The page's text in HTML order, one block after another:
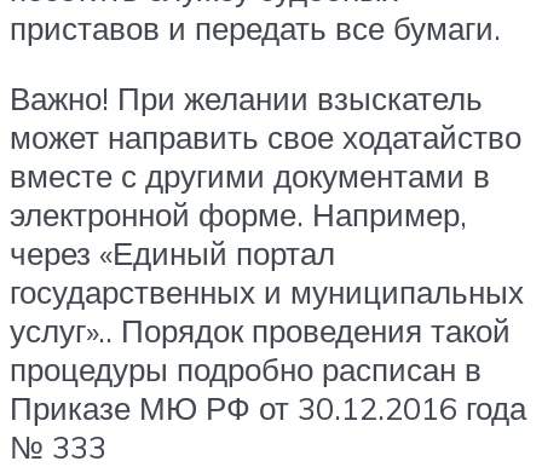
приставов и передать все бумаги.
Важно! При желании взыскатель
может направить свое ходатайство
вместе с другими документами в
электронной форме. Например,
через «Единый портал
государственных и муниципальных
услуг».. Порядок проведения такой
процедуры подробно расписан в
Приказе МЮ РФ от 30.12.2016 года
№ 333